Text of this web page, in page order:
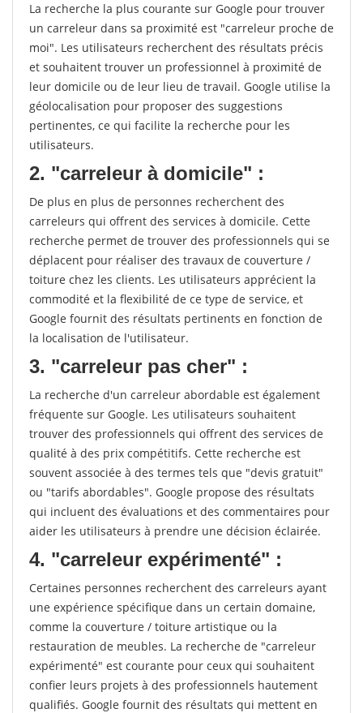
La recherche la plus courante sur Google pour trouver
un carreleur dans sa proximité est "carreleur proche de
moi". Les utilisateurs recherchent des résultats précis
et souhaitent trouver un professionnel à proximité de
leur domicile ou de leur lieu de travail. Google utilise la
géolocalisation pour proposer des suggestions
pertinentes, ce qui facilite la recherche pour les
utilisateurs.
2. "carreleur à domicile" :
De plus en plus de personnes recherchent des
carreleurs qui offrent des services à domicile. Cette
recherche permet de trouver des professionnels qui se
déplacent pour réaliser des travaux de couverture /
toiture chez les clients. Les utilisateurs apprécient la
commodité et la flexibilité de ce type de service, et
Google fournit des résultats pertinents en fonction de
la localisation de l'utilisateur.
3. "carreleur pas cher" :
La recherche d'un carreleur abordable est également
fréquente sur Google. Les utilisateurs souhaitent
trouver des professionnels qui offrent des services de
qualité à des prix compétitifs. Cette recherche est
souvent associée à des termes tels que "devis gratuit"
ou "tarifs abordables". Google propose des résultats
qui incluent des évaluations et des commentaires pour
aider les utilisateurs à prendre une décision éclairée.
4. "carreleur expérimenté" :
Certaines personnes recherchent des carreleurs ayant
une expérience spécifique dans un certain domaine,
comme la couverture / toiture artistique ou la
restauration de meubles. La recherche de "carreleur
expérimenté" est courante pour ceux qui souhaitent
confier leurs projets à des professionnels hautement
qualifiés. Google fournit des résultats qui mettent en